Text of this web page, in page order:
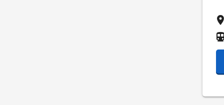
place
directions_subway